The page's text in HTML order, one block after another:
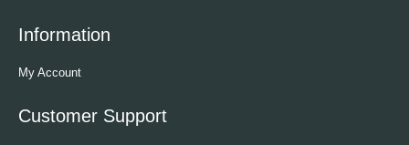
Information
My Account
Customer Support